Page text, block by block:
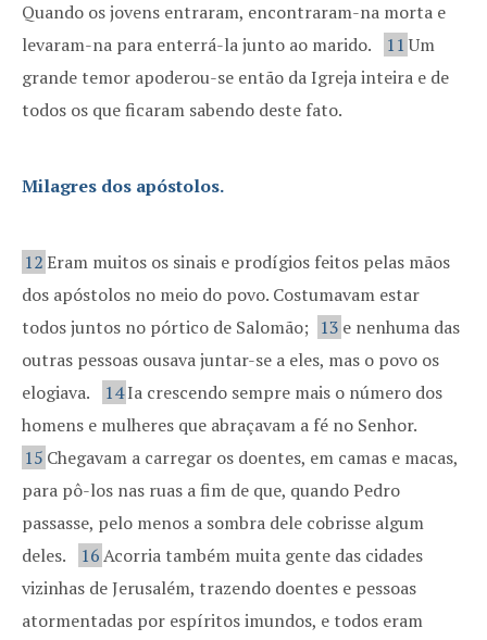
Quando os jovens entraram, encontraram-na morta e
levaram-na para enterrá-la junto ao marido.
11 Um
grande temor apoderou-se então da Igreja inteira e de
todos os que ficaram sabendo deste fato.
Milagres dos apóstolos.
12Eram muitos os sinais e prodígios feitos pelas mãos
dos apóstolos no meio do povo. Costumavam estar
todos juntos no pórtico de Salomão; 13 e nenhuma das
outras pessoas ousava juntar-se a eles, mas o povo os
elogiava.
14Ia crescendo sempre mais o número dos
homens e mulheres que abraçavam a fé no Senhor.
15 Chegavam a carregar os doentes, em camas e macas,
para pô-los nas ruas a fim de que, quando Pedro
passasse, pelo menos a sombra dele cobrisse algum
deles.
16Acorria também muita gente das cidades
vizinhas de Jerusalém, trazendo doentes e pessoas
atormentadas por espíritos imundos, e todos eram